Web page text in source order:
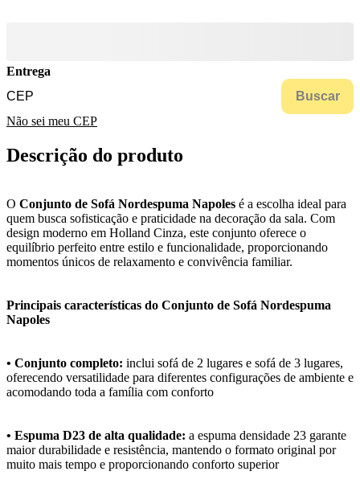
Entrega
Buscar
Não sei meu CEP
Descrição do produto
O Conjunto de Sofá Nordespuma Napoles é a escolha ideal para
quem busca sofisticação e praticidade na decoração da sala. Com
design moderno em Holland Cinza, este conjunto oferece o
equilíbrio perfeito entre estilo e funcionalidade, proporcionando
momentos únicos de relaxamento e convivência familiar.
Principais características do Conjunto de Sofá Nordespuma
Napoles
• Conjunto completo: inclui sofá de 2 lugares e sofá de 3 lugares,
oferecendo versatilidade para diferentes configurações de ambiente e
acomodando toda a família com conforto
• Espuma D23 de alta qualidade: a espuma densidade 23 garante
maior durabilidade e resistência, mantendo o formato original por
muito mais tempo e proporcionando conforto superior